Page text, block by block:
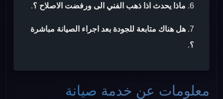
ماذا يحدث اذا ذهب الفني الى ورفضت الاصلاح ؟.
هل هناك متابعة للجودة بعد اجراء الصيانة مباشرة
؟.
معلومات عن خدمة صيانة